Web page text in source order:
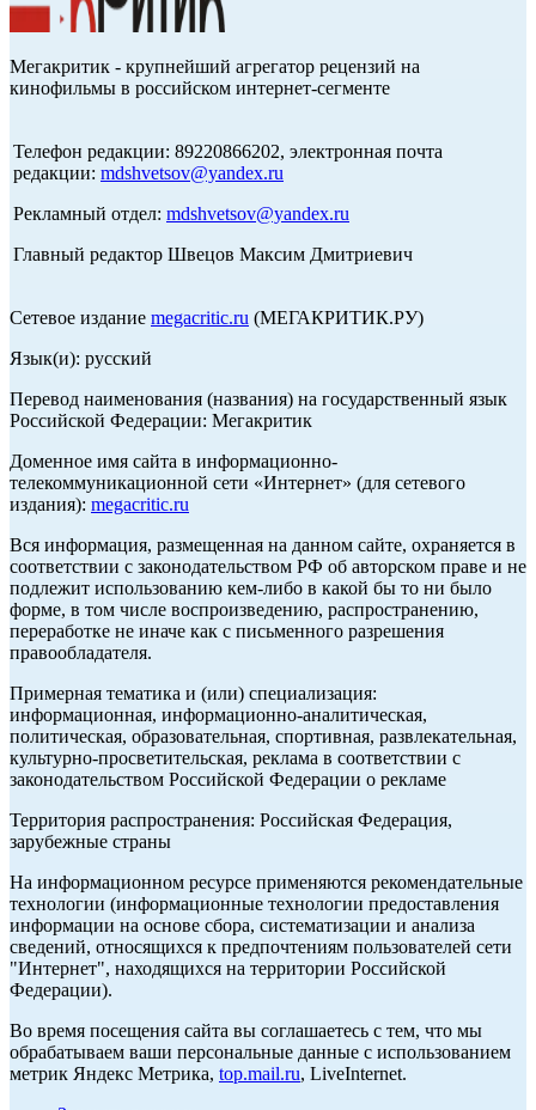
Мегакритик - крупнейший агрегатор рецензий на
кинофильмы в российском интернет-сегменте
Телефон редакции: 89220866202, электронная почта
редакции: mdshvetsov@yandex.ru
Рекламный отдел: mdshvetsov@yandex.ru
Главный редактор Швецов Максим Дмитриевич
Сетевое издание megacritic.ru (МЕГАКРИТИК.РУ)
Язык(и): русский
Перевод наименования (названия) на государственный язык
Российской Федерации: Мегакритик
Доменное имя сайта в информационно-
телекоммуникационной сети «Интернет» (для сетевого
издания): megacritic.ru
Вся информация, размещенная на данном сайте, охраняется в
соответствии с законодательством РФ об авторском праве и не
подлежит использованию кем-либо в какой бы то ни было
форме, в том числе воспроизведению, распространению,
переработке не иначе как с письменного разрешения
правообладателя.
Примерная тематика и (или) специализация:
информационная, информационно-аналитическая,
политическая, образовательная, спортивная, развлекательная,
культурно-просветительская, реклама в соответствии с
законодательством Российской Федерации о рекламе
Территория распространения: Российская Федерация,
зарубежные страны
На информационном ресурсе применяются рекомендательные
технологии (информационные технологии предоставления
информации на основе сбора, систематизации и анализа
сведений, относящихся к предпочтениям пользователей сети
"Интернет", находящихся на территории Российской
Федерации).
Во время посещения сайта вы соглашаетесь с тем, что мы
обрабатываем ваши персональные данные с использованием
метрик Яндекс Метрика, top.mail.ru, LiveInternet.